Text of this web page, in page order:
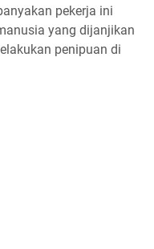
pekerja ini
yang dijanjikan
penipuan di